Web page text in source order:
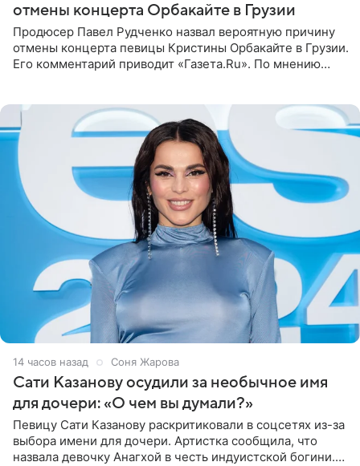
отмены концерта Орбакайте в Грузии
Продюсер Павел Рудченко назвал вероятную причину
отмены концерта певицы Кристины Орбакайте в Грузии.
Его комментарий приводит «Газета.Ru». По мнению
14 часов назад Соня Жарова
Сати Казанову осудили за необычное имя
для дочери: «О чем вы думали?»
Певицу Сати Казанову раскритиковали в соцсетях из-за
выбора имени для дочери. Артистка сообщила, что
назвала девочку Анагхой в честь индуистской богини.